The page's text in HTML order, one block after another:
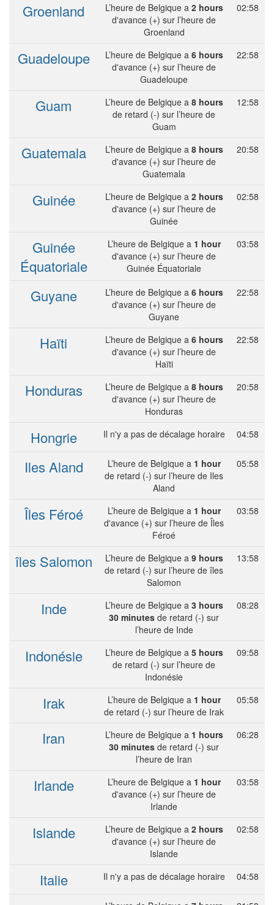
Groenland L’heure de Belgique a 2 hours
d'avance (+) sur l’heure de
Groenland
02:58
Guadeloupe L’heure de Belgique a 6 hours
d'avance (+) sur l’heure de
Guadeloupe
22:58
Guam L’heure de Belgique a 8 hours
de retard (-) sur l’heure de
Guam
12:58
Guatemala L’heure de Belgique a 8 hours
d'avance (+) sur l’heure de
Guatemala
20:58
Guinée L’heure de Belgique a 2 hours
d'avance (+) sur l’heure de
Guinée
02:58
Guinée
Équatoriale
L’heure de Belgique a 1 hour
d'avance (+) sur l’heure de
Guinée Équatoriale
03:58
Guyane L’heure de Belgique a 6 hours
d'avance (+) sur l’heure de
Guyane
22:58
Haïti L’heure de Belgique a 6 hours
d'avance (+) sur l’heure de
Haïti
22:58
Honduras L’heure de Belgique a 8 hours
d'avance (+) sur l’heure de
Honduras
20:58
Hongrie Il n'y a pas de décalage horaire 04:58
Iles Aland L’heure de Belgique a 1 hour
de retard (-) sur l’heure de Iles
Aland
05:58
Îles Féroé L’heure de Belgique a 1 hour
d'avance (+) sur l’heure de Îles
Féroé
03:58
îles Salomon L’heure de Belgique a 9 hours
de retard (-) sur l’heure de îles
Salomon
13:58
Inde L’heure de Belgique a 3 hours
30 minutes de retard (-) sur
l’heure de Inde
08:28
Indonésie L’heure de Belgique a 5 hours
de retard (-) sur l’heure de
Indonésie
09:58
Irak L’heure de Belgique a 1 hour
de retard (-) sur l’heure de Irak
05:58
Iran L’heure de Belgique a 1 hours
30 minutes de retard (-) sur
l’heure de Iran
06:28
Irlande L’heure de Belgique a 1 hour
d'avance (+) sur l’heure de
Irlande
03:58
Islande L’heure de Belgique a 2 hours
d'avance (+) sur l’heure de
Islande
02:58
Italie Il n'y a pas de décalage horaire 04:58